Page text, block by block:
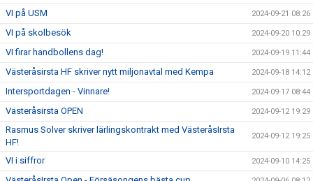
VI på USM 2024-09-21 08:26
VI på skolbesök 2024-09-20 10:29
VI firar handbollens dag! 2024-09-19 11:44
Västeråsirsta HF skriver nytt miljonavtal med Kempa 2024-09-18 14:12
Intersportdagen - Vinnare! 2024-09-17 08:44
Västeråsirsta OPEN 2024-09-12 19:29
Rasmus Solver skriver lärlingskontrakt med VästeråsIrsta
HF!
2024-09-12 19:25
VI i siffror 2024-09-10 14:25